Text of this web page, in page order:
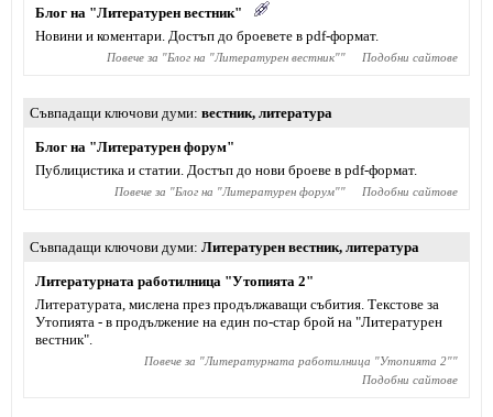
Блог на "Литературен вестник"
Новини и коментари. Достъп до броевете в pdf-формат.
Повече за "Блог на "Литературен вестник"" Подобни сайтове
Съвпадащи ключови думи вестник, литература
Блог на "Литературен форум"
Публицистика и статии. Достъп до нови броеве в pdf-формат.
Повече за "Блог на "Литературен форум"" Подобни сайтове
Съвпадащи ключови думи Литературен вестник, литература
Литературната работилница "Утопията 2"
Литературата, мислена през продължаващи събития. Текстове за
Утопията - в продължение на един по-стар брой на "Литературен
вестник".
Повече за "Литературната работилница "Утопията 2""
Подобни сайтове